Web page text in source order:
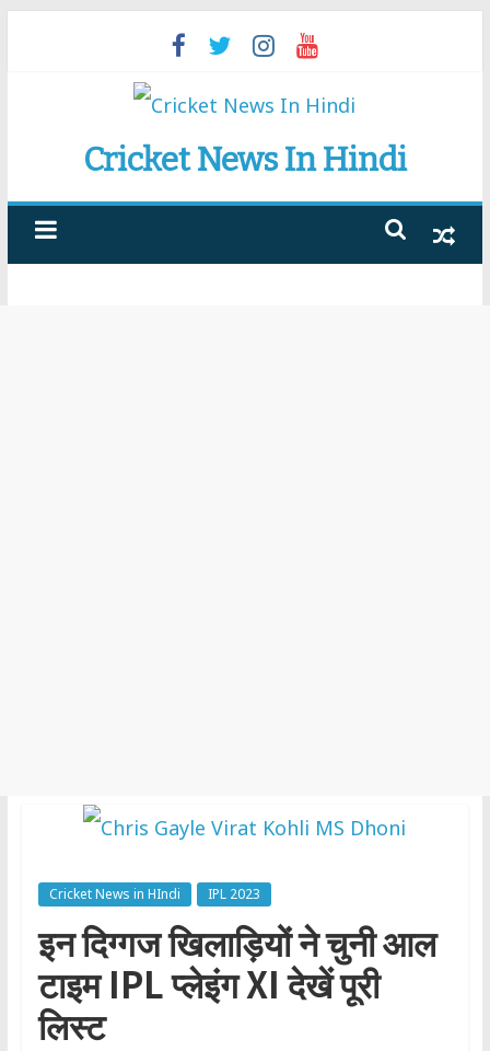
Cricket News In Hindi
Cricket News in HIndi IPL 2023
इन दिग्गज खिलाड़ियों ने चुनी आल
टाइम IPL प्लेइंग XI देखें पूरी
लिस्ट